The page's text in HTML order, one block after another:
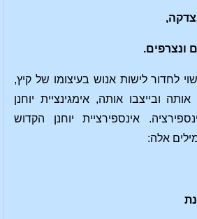
ונצרפים.
לחדור לישות אנוש בעיצומו של קיץ,
ובייצבו אותה, אימגינציית יוחנן
אינספירציית יוחנן הקדוש
אלה: